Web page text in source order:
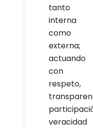
tanto
interna
como
externa;
actuando
con
respeto,
veracidad